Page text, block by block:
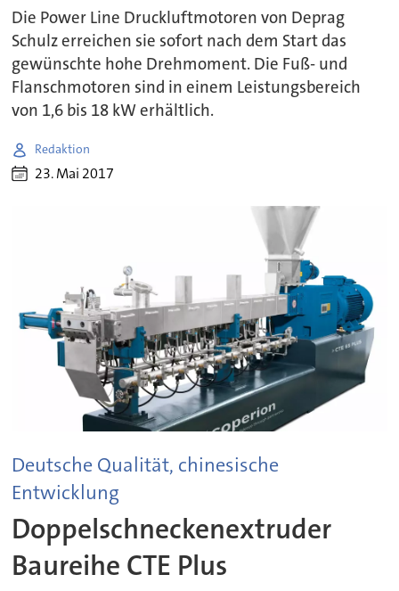
Die Power Line Druckluftmotoren von Deprag
Schulz erreichen sie sofort nach dem Start das
gewünschte hohe Drehmoment. Die Fuß- und
Flanschmotoren sind in einem Leistungsbereich
von 1,6 bis 18 kW erhältlich.
Redaktion
23. Mai 2017
Deutsche Qualität, chinesische
Entwicklung
Doppelschneckenextruder
Baureihe CTE Plus